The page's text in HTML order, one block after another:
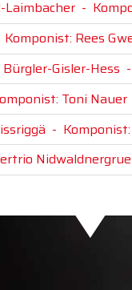
-
Komponist: Rees
Gisler-Hess -
Toni Nauer
-